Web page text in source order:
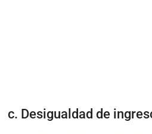
c. Desigualdad de